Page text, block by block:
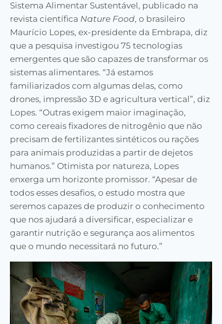
Sistema Alimentar Sustentável, publicado na
revista científica Nature Food, o brasileiro
Maurício Lopes, ex-presidente da Embrapa, diz
que a pesquisa investigou 75 tecnologias
emergentes que são capazes de transformar os
sistemas alimentares. “Já estamos
familiarizados com algumas delas, como
drones, impressão 3D e agricultura vertical”, diz
Lopes. “Outras exigem maior imaginação,
como cereais fixadores de nitrogênio que não
precisam de fertilizantes sintéticos ou rações
para animais produzidas a partir de dejetos
humanos.” Otimista por natureza, Lopes
enxerga um horizonte promissor. “Apesar de
todos esses desafios, o estudo mostra que
seremos capazes de produzir o conhecimento
que nos ajudará a diversificar, especializar e
garantir nutrição e segurança aos alimentos
que o mundo necessitará no futuro.”